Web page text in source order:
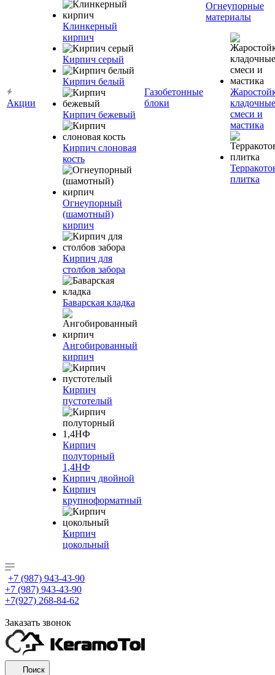
Акции
Клинкерный
кирпич
Кирпич серый
Кирпич белый
Кирпич бежевый
Кирпич слоновая
кость
Огнеупорный
(шамотный)
кирпич
Кирпич для
столбов забора
Баварская кладка
Ангобированный
кирпич
Кирпич
пустотелый
Кирпич
полуторный
1,4НФ
Кирпич двойной
Кирпич
крупноформатный
Кирпич
цокольный
Газобетонные
блоки
Огнеупорные
материалы
кладочные
смеси и
мастика
плитка
+7 (987) 943-43-90
+7 (987) 943-43-90
+7(927) 268-84-62
Заказать звонок
Поиск